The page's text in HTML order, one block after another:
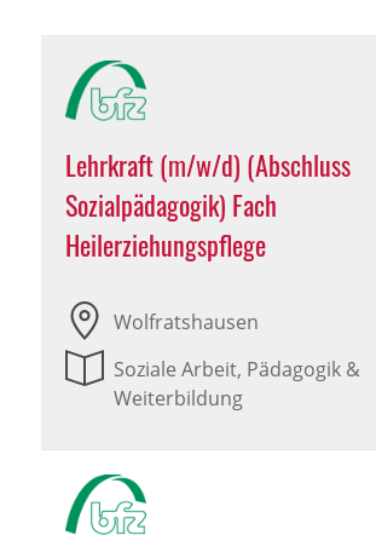
Lehrkraft (m/w/d) (Abschluss
Sozialpädagogik) Fach
Heilerziehungspflege
Wolfratshausen
Soziale Arbeit, Pädagogik &
Weiterbildung